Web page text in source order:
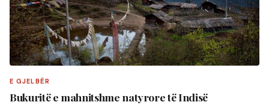
E GJELBËR
Bukuritë e mahnitshme natyrore të Indisë